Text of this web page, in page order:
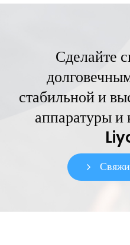
Сделайте
стабильной и
аппаратуры и